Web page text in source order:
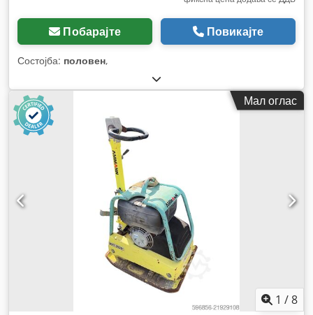
Побарајте Повикајте
Состојба: половен,
Мал оглас
1 /8